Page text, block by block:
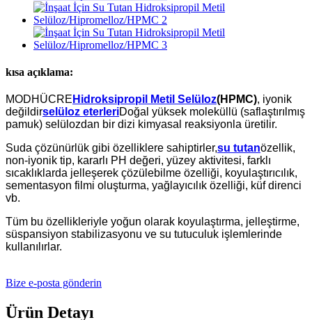
kısa açıklama:
MODHÜCRE Hidroksipropil Metil Selüloz(HPMC), iyonik
değildirselüloz eterleriDoğal yüksek moleküllü (saflaştırılmış
pamuk) selülozdan bir dizi kimyasal reaksiyonla üretilir.
Suda çözünürlük gibi özelliklere sahiptirler,su tutanözellik,
non-iyonik tip, kararlı PH değeri, yüzey aktivitesi, farklı
sıcaklıklarda jelleşerek çözülebilme özelliği, koyulaştırıcılık,
sementasyon filmi oluşturma, yağlayıcılık özelliği, küf direnci
vb.
Tüm bu özellikleriyle yoğun olarak koyulaştırma, jelleştirme,
süspansiyon stabilizasyonu ve su tutuculuk işlemlerinde
kullanılırlar.
Bize e-posta gönderin
Ürün Detayı